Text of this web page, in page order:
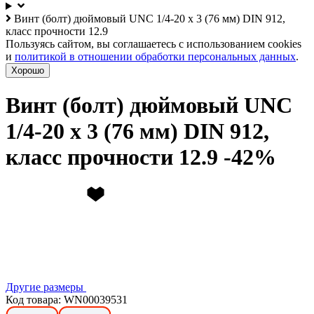
Винт (болт) дюймовый UNC 1/4-20 х 3 (76 мм) DIN 912,
класс прочности 12.9
Пользуясь сайтом, вы соглашаетесь с использованием cookies
и политикой в отношении обработки персональных данных.
Хорошо
Винт (болт) дюймовый UNC
1/4-20 х 3 (76 мм) DIN 912,
класс прочности 12.9
Другие размеры
Код товара: WN00039531